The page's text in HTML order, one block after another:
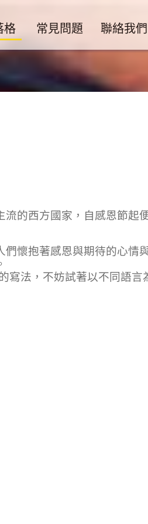
格 常見問題 聯絡我們
的西方國家，自感恩節起
懷抱著感恩與期待的心情
法，不妨試著以不同語言